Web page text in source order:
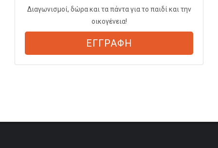
Διαγωνισμοί, δώρα και τα πάντα για το παιδί και την
οικογένεια!
ΕΓΓΡΑΦΗ